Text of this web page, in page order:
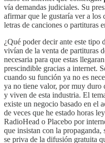
vía demandas judiciales. Su
afirmar que le gustaría ver a los
letras de canciones o partituras
¿Qué poder decir ante este tipo
vivían de la venta de partituras
necesaria para que estas
prescindible gracias a internet.
cuando su función ya no es
ya no tiene valor, por muy duro
y viven de esta industria. El
existe un negocio basado en el
de veces que he estado horas
RadioHead o Placebo por
que insistan con la
se priva de la difusión gratuita